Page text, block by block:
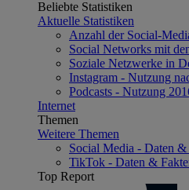
Beliebte Statistiken
Aktuelle Statistiken
Anzahl der Social-
Social Networks mit
Soziale Netzwerke in
Instagram - Nutzung
Podcasts - Nutzung
Internet
Themen
Weitere Themen
Social Media - Daten &
TikTok - Daten &
Top Report